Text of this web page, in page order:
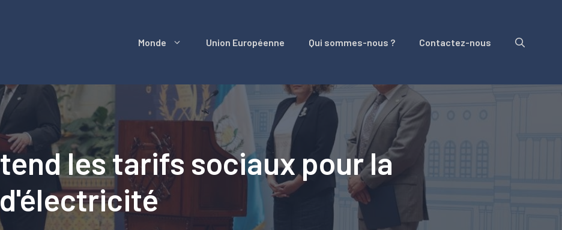
Monde Union Européenne Qui sommes-nous ? Contactez-nous
les tarifs sociaux pour la